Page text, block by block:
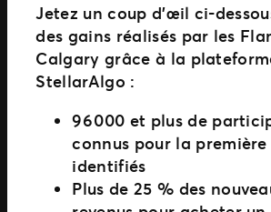
Jetez un coup d’œil ci-
des gains réalisés par les
Calgary grâce à la
StellarAlgo :
96 000 et plus de
connus pour la
identifiés
Plus de 25 % des